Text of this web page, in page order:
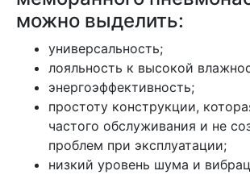
можно выделить:
универсальность;
лояльность к высокой
энергоэффективность;
простоту конструкции,
частого обслуживания и не
проблем при эксплуатации;
низкий уровень шума и